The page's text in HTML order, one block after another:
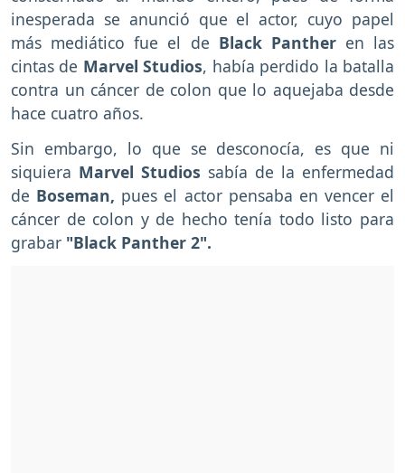
inesperada se anunció que el actor, cuyo papel
más mediático fue el de Black Pantheren las
cintas de Marvel Studios, había perdido la batalla
contra un cáncer de colon que lo aquejaba desde
hace cuatro años.
Sin embargo, lo que se desconocía, es que ni
siquiera Marvel Studios sabía de la enfermedad
de Boseman, pues el actor pensaba en vencer el
cáncer de colon y de hecho tenía todo listo para
grabar "Black Panther 2".